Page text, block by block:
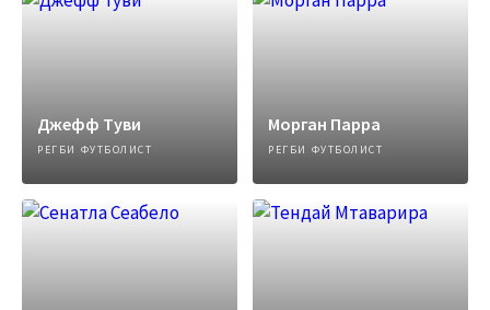
Джефф Туви
РЕГБИ ФУТБОЛИСТ
Морган Парра
РЕГБИ ФУТБОЛИСТ